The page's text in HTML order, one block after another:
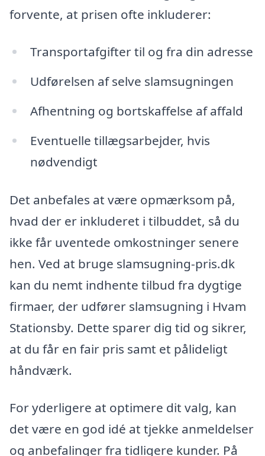
forvente, at prisen ofte inkluderer:
Transportafgifter til og fra din adresse
Udførelsen af selve slamsugningen
Afhentning og bortskaffelse af affald
Eventuelle tillægsarbejder, hvis
nødvendigt
Det anbefales at være opmærksom på,
hvad der er inkluderet i tilbuddet, så du
ikke får uventede omkostninger senere
hen. Ved at bruge slamsugning-pris.dk
kan du nemt indhente tilbud fra dygtige
firmaer, der udfører slamsugning i Hvam
Stationsby. Dette sparer dig tid og sikrer,
at du får en fair pris samt et pålideligt
håndværk.
For yderligere at optimere dit valg, kan
det være en god idé at tjekke anmeldelser
og anbefalinger fra tidligere kunder. På